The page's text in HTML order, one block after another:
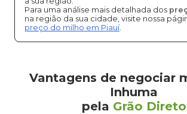
Para uma análise mais detalhada dos
na região da sua cidade, visite nossa
preço do milho em Piauí.
Vantagens de negociar
Inhuma
pela Grão Direto